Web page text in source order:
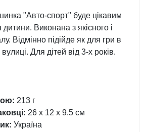
"Авто-спорт" буде цікавим
Виконана з якісного і
Відмінно підійде як для гри в
вулиці. Для дітей від 3-х років.
213 г
26 x 12 x 9.5 см
Україна